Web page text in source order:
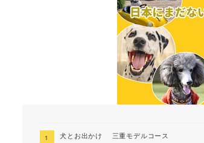
犬とお出かけ 三重モデルコース